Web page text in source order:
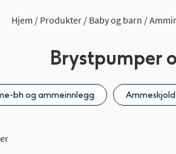
Hjem Produkter Baby og barn
Brystpumper
bh og ammeinnlegg Ammeskjold